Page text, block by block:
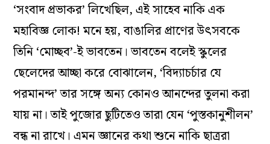
‘সংবাদ প্রভাকর’ লিখেছিল, এই সাহেব নাকি এক
মহাবিজ্ঞ লোক! মনে হয়, বাঙালির প্রাণের উৎসবকে
তিনি ‘মোচ্ছব’-ই ভাবতেন। ভাবতেন বলেই স্কুলের
ছেলেদের আচ্ছা করে বোঝালেন, ‘বিদ্যাচর্চার যে
পরমানন্দ’ তার সঙ্গে অন্য কোনও আনন্দের তুলনা করা
যায় না। তাই পুজোর ছুটিতেও তারা যেন ‘পুস্তকানুশীলন’
বন্ধ না রাখে। এমন জ্ঞানের কথা শুনে নাকি ছাত্ররা